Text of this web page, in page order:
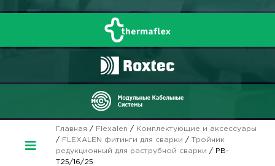
Главная / Flexalen / Комплектующие и аксессуары
/ FLEXALEN фитинги для сварки / Тройник
редукционный для раструбной сварки / PB-
T25/16/25